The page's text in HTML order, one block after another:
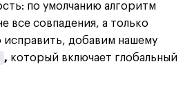
по умолчанию алгоритм
все совпадения, а только
добавим нашему
, который включает глобальный